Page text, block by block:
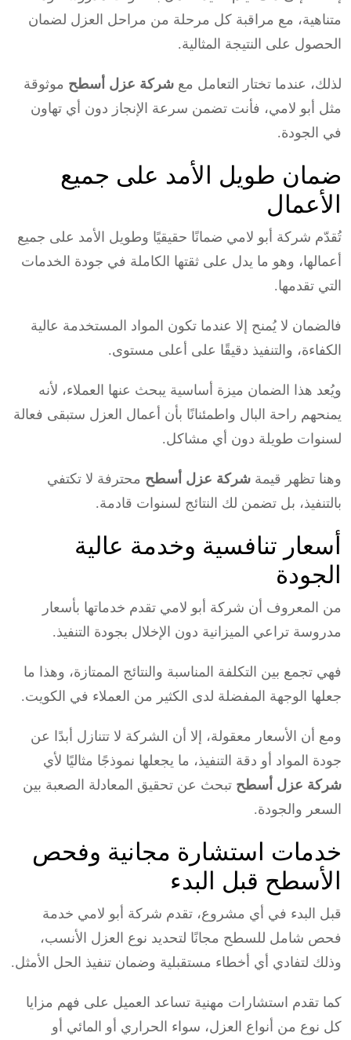
متناهية، مع مراقبة كل مرحلة من مراحل العزل لضمان
الحصول على النتيجة المثالية.
لذلك، عندما تختار التعامل مع شركة عزل أسطح موثوقة
مثل أبو لامي، فأنت تضمن سرعة الإنجاز دون أي تهاون
في الجودة.
ضمان طويل الأمد على جميع
الأعمال
تُقدّم شركة أبو لامي ضمانًا حقيقيًا وطويل الأمد على جميع
أعمالها، وهو ما يدل على ثقتها الكاملة في جودة الخدمات
التي تقدمها.
فالضمان لا يُمنح إلا عندما تكون المواد المستخدمة عالية
الكفاءة، والتنفيذ دقيقًا على أعلى مستوى.
ويُعد هذا الضمان ميزة أساسية يبحث عنها العملاء، لأنه
يمنحهم راحة البال واطمئنانًا بأن أعمال العزل ستبقى فعالة
لسنوات طويلة دون أي مشاكل.
وهنا تظهر قيمة شركة عزل أسطح محترفة لا تكتفي
بالتنفيذ، بل تضمن لك النتائج لسنوات قادمة.
أسعار تنافسية وخدمة عالية
الجودة
من المعروف أن شركة أبو لامي تقدم خدماتها بأسعار
مدروسة تراعي الميزانية دون الإخلال بجودة التنفيذ.
فهي تجمع بين التكلفة المناسبة والنتائج الممتازة، وهذا ما
جعلها الوجهة المفضلة لدى الكثير من العملاء في الكويت.
ومع أن الأسعار معقولة، إلا أن الشركة لا تتنازل أبدًا عن
جودة المواد أو دقة التنفيذ، ما يجعلها نموذجًا مثاليًا لأي
شركة عزل أسطح تبحث عن تحقيق المعادلة الصعبة بين
السعر والجودة.
خدمات استشارة مجانية وفحص
الأسطح قبل البدء
قبل البدء في أي مشروع، تقدم شركة أبو لامي خدمة
فحص شامل للسطح مجانًا لتحديد نوع العزل الأنسب،
وذلك لتفادي أي أخطاء مستقبلية وضمان تنفيذ الحل الأمثل.
كما تقدم استشارات مهنية تساعد العميل على فهم مزايا
كل نوع من أنواع العزل، سواء الحراري أو المائي أو